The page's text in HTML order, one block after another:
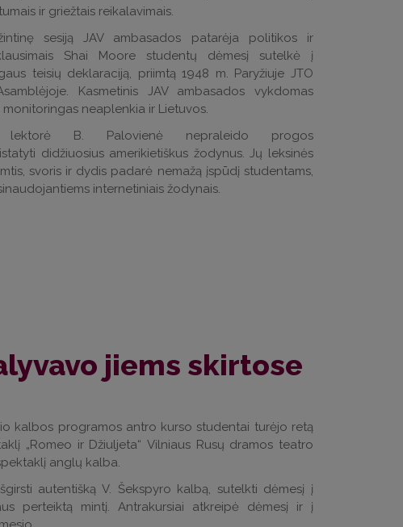
ir griežtais reikalavimais.
sesiją JAV ambasados patarėja politikos ir
Shai Moore studentų dėmesį sutelkė į
teisių deklaraciją, priimtą 1948 m. Paryžiuje JTO
Kasmetinis JAV ambasados vykdomas
neaplenkia ir Lietuvos.
lektorė B. Palovienė nepraleido progos
didžiuosius amerikietiškus žodynus. Jų leksinės
svoris ir dydis padarė nemažą įspūdį studentams,
internetiniais žodynais.
jiems skirtose
kalbos programos antro kurso studentai turėjo retą
„Romeo ir Džiuljeta“ Vilniaus Rusų dramos teatro
anglų kalba.
autentišką V. Šekspyro kalbą, sutelkti dėmesį į
perteiktą mintį. Antrakursiai atkreipė dėmesį ir į